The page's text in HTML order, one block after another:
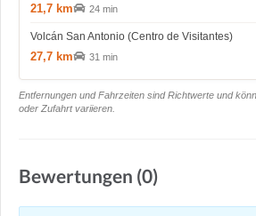
21,7 km 24 min
Volcán San Antonio (Centro de Visitantes)
27,7 km 31 min
Entfernungen und Fahrzeiten sind Richtwerte und
oder Zufahrt variieren.
Bewertungen (0)